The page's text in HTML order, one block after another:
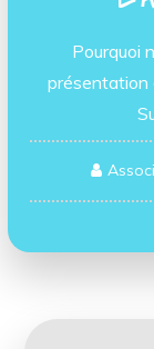
Pourquoi
présentation